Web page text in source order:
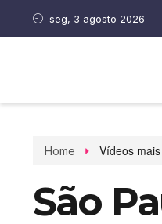
seg, 3 agosto 2026
Home Vídeos
São